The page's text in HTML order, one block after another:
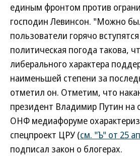
единым фронтом против
господин Левинсон. "Можно
пользователи горячо
политическая погода такова,
либерального характера
наименьшей степени за
отметил он. Отметим, что
президент Владимир Путин на
ОНФ медиафоруме
спецпроект ЦРУ (см. "Ъ" от 25
подписал закон о блогерах.